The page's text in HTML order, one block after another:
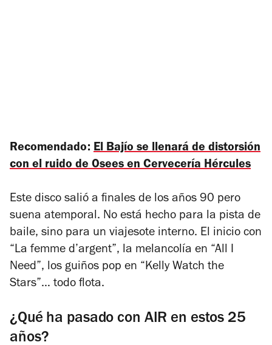
Recomendado: El Bajío se llenará de distorsión
con el ruido de Osees en Cervecería Hércules
Este disco salió a finales de los años 90 pero
suena atemporal. No está hecho para la pista de
baile, sino para un viajesote interno. El inicio con
“La femme d’argent”, la melancolía en “All I
Need”, los guiños pop en “Kelly Watch the
Stars”… todo flota.
¿Qué ha pasado con AIR en estos 25
años?